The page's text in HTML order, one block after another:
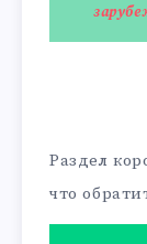
Раздел
что